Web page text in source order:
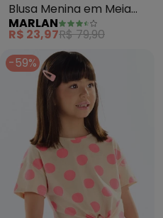
Blusa Menina em Meia
Malha Penteada (Bege)
MARLAN
R$ 23,97R$ 79,90
-59%